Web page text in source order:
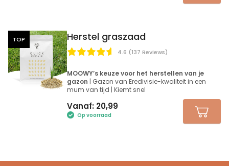
TOP
4.6 (137 Reviews)
Herstel graszaad
MOOWY’s keuze voor het herstellen van je
gazon | Gazon van Eredivisie-kwaliteit in een
mum van tijd | Kiemt snel
Vanaf: 20,99
Op voorraad